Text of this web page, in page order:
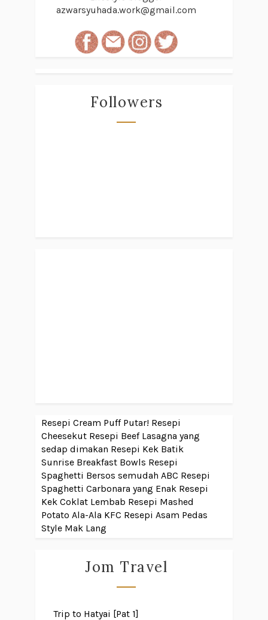
azwarsyuhada.work@gmail.com
Followers
Resepi Cream Puff Putar! Resepi
Cheesekut Resepi Beef Lasagna yang
sedap dimakan Resepi Kek Batik
Sunrise Breakfast Bowls Resepi
Spaghetti Bersos semudah ABC Resepi
Spaghetti Carbonara yang Enak Resepi
Kek Coklat Lembab Resepi Mashed
Potato Ala-Ala KFC Resepi Asam Pedas
Style Mak Lang
Jom Travel
Trip to Hatyai [Pat 1]